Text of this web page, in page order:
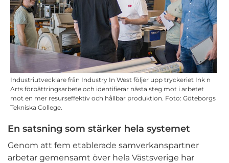
Industriutvecklare från Industry In West följer upp tryckeriet Ink n
Arts förbättringsarbete och identifierar nästa steg mot i arbetet
mot en mer resurseffektiv och hållbar produktion. Foto: Göteborgs
Tekniska College.
En satsning som stärker hela systemet
Genom att fem etablerade samverkanspartner
arbetar gemensamt över hela Västsverige har